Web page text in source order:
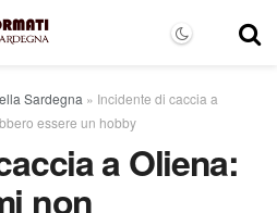
Sardegna » Incidente di caccia a
essere un hobby
a Oliena:
non